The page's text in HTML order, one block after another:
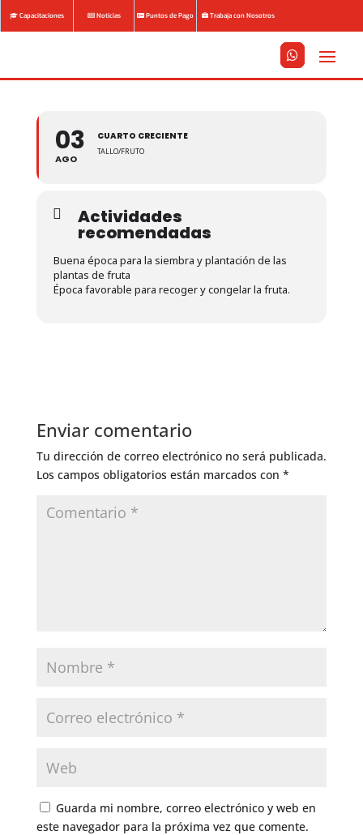
Capacitaciones Noticias Puntos de Pago Trabaja con Nosotros



03
AGO
CUARTO CRECIENTE
TALLO/FRUTO
Actividades
recomendadas
Buena época para la siembra y plantación de las
plantas de fruta
Época favorable para recoger y congelar la fruta.
Enviar comentario
Tu dirección de correo electrónico no será publicada.
Los campos obligatorios están marcados con *
Guarda mi nombre, correo electrónico y web en
este navegador para la próxima vez que comente.